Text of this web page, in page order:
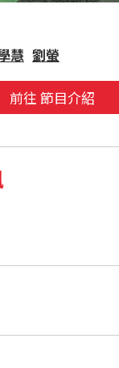
慧 劉螢
前往 節目介紹